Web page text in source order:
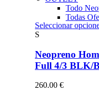
Todo
Todas
Seleccionar
S
Neopreno
Full 4/3 BLK/
260.00 €